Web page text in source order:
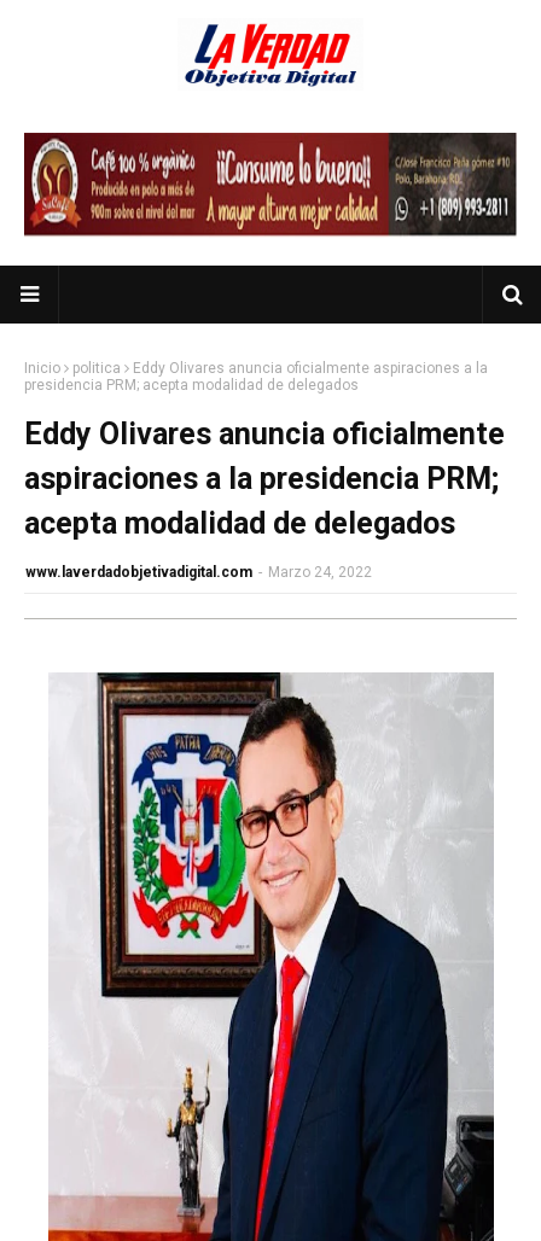
Inicio politica
Eddy Olivares anuncia oficialmente aspiraciones a la
presidencia PRM; acepta modalidad de delegados
Eddy Olivares anuncia oficialmente
aspiraciones a la presidencia PRM;
acepta modalidad de delegados
www.laverdadobjetivadigital.com - Marzo 24, 2022